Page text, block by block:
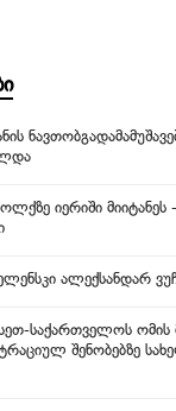
ოლქზე იერიში
ალექსანდარ
საქართველოს ომის
შენობებზე